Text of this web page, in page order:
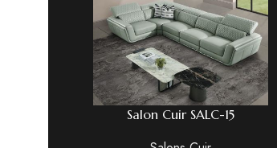
Salon Cuir SALC-15